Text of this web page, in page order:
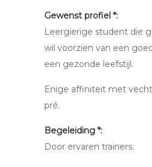
Gewenst profiel *:
Leergierige student die
wil voorzien van een
een gezonde leefstijl.
Enige affiniteit met
pré.
Begeleiding *:
Door ervaren trainers.